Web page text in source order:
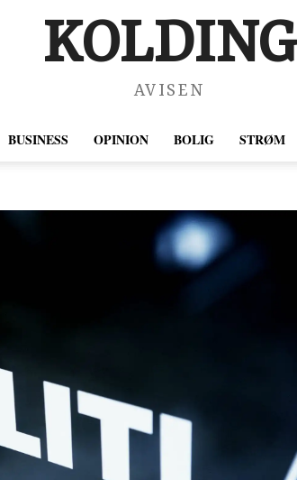
KOLDING
AVISEN
BUSINESS OPINION BOLIG STRØM